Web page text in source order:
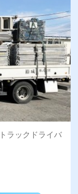
ラックドライバ